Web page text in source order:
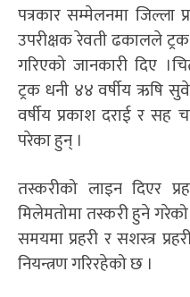
पत्रकार सम्मेलनमा जिल्ला
उपरीक्षक रेवती ढकालले
गरिएको जानकारी दिए
ट्रक धनी ४४ वर्षीय ऋषि
वर्षीय प्रकाश दराई र सह
परेका हुन् ।
तस्करीको लाइन दिएर
मिलेमतोमा तस्करी हुने
समयमा प्रहरी र सशस्त्र
नियन्त्रण गरिरहेको छ ।